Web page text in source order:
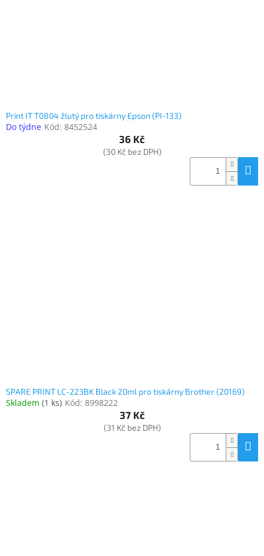
Print IT T0804 žlutý pro tiskárny Epson (PI-133)
Do týdne Kód: 8452524
36 Kč
(30 Kč bez DPH)
SPARE PRINT LC-223BK Black 20ml pro tiskárny Brother (20169)
Skladem (1 ks) Kód: 8998222
37 Kč
(31 Kč bez DPH)